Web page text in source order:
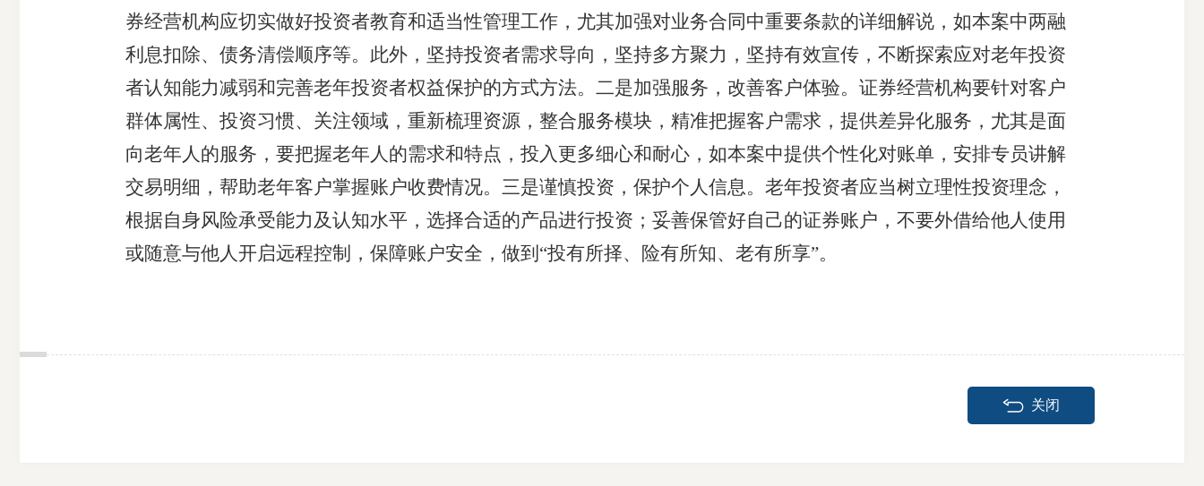
券经营机构应切实做好投资者教育和适当性管理工作，尤其加强对业务合同中重要条款的详细解说，如本案中两融
利息扣除、债务清偿顺序等。此外，坚持投资者需求导向，坚持多方聚力，坚持有效宣传，不断探索应对老年投资
者认知能力减弱和完善老年投资者权益保护的方式方法。二是加强服务，改善客户体验。证券经营机构要针对客户
群体属性、投资习惯、关注领域，重新梳理资源，整合服务模块，精准把握客户需求，提供差异化服务，尤其是面
向老年人的服务，要把握老年人的需求和特点，投入更多细心和耐心，如本案中提供个性化对账单，安排专员讲解
交易明细，帮助老年客户掌握账户收费情况。三是谨慎投资，保护个人信息。老年投资者应当树立理性投资理念，
根据自身风险承受能力及认知水平，选择合适的产品进行投资；妥善保管好自己的证券账户，不要外借给他人使用
或随意与他人开启远程控制，保障账户安全，做到“投有所择、险有所知、老有所享”。
关闭